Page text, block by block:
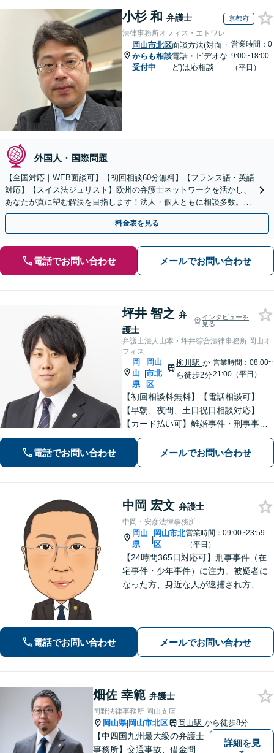
小杉 和 弁護士 京都府
法律事務所オフィス・エトワレ
岡山市北区
からも相談
受付中
面談方法(対面・
電話・ビデオな
ど)は応相談
営業時間：0
9:00~18:00
（平日）
外国人・国際問題
【全国対応｜WEB面談可】【初回相談60分無料】【フランス語・英語
対応】【スイス法ジュリスト】欧州の弁護士ネットワークを活かし、
あなたが真に望む解決を目指します！法人・個人ともに相談多数。細
やかな連絡と粘り強い交渉を徹底【休日・夜間相談可】
料金表を見る
電話でお問い合わせ メールでお問い合わせ
坪井 智之 弁
護士
インタビューを
見る
弁護士法人山本・坪井綜合法律事務所 岡山オ
フィス
岡
山
県
|
岡山
市北
区
柳川駅 か
ら徒歩2分
営業時間：08:00~
21:00（平日）
【初回相談料無料】【電話相談可】
【早朝、夜間、土日祝日相談対応】
【カード払い可】離婚事件・刑事事
件・交通事故の専門弁護士があなたの
お悩みを解決いたします。一人で悩ま
ずに新たな一歩をわたしたちと。
電話でお問い合わせ メールでお問い合わせ
中岡 宏文 弁護士
中岡・安彦法律事務所
岡山
県
|
岡山市北
区
営業時間：09:00~23:59
（平日）
【24時間365日対応可】刑事事件（在
宅事件・少年事件）に注力。被疑者に
なった方、身近な人が逮捕され方、す
電話でお問い合わせ メールでお問い合わせ
畑佐 幸範 弁護士
岡野法律事務所 岡山支店
岡山県|岡山市北区 岡山駅 から徒歩8分
【中四国九州最大級の弁護士
事務所】交通事故、借金問
詳細を見